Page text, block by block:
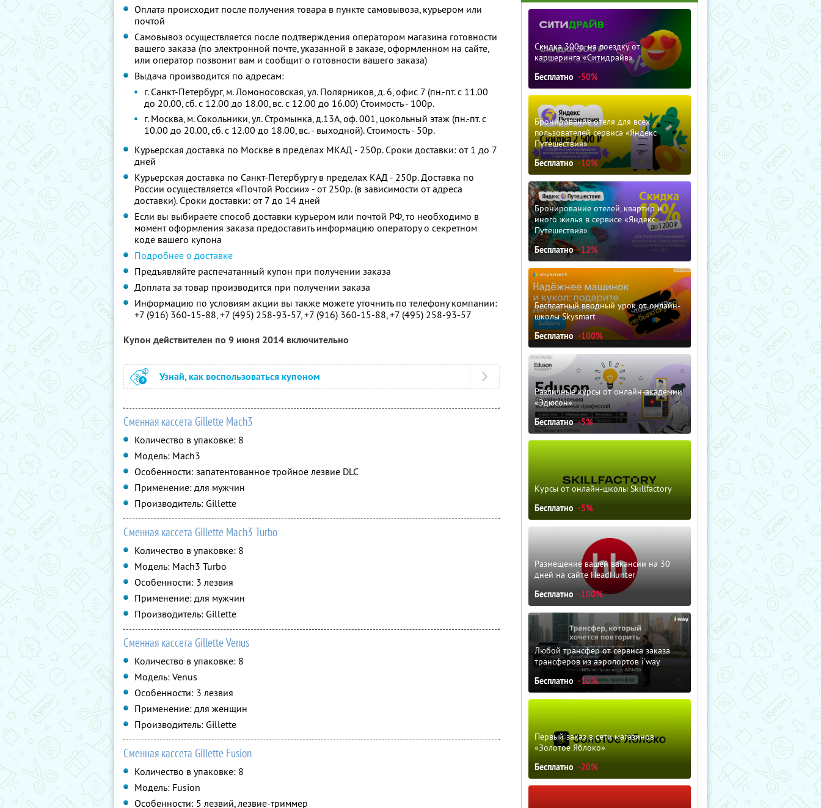
Оплата происходит после получения товара в пункте самовывоза, курьером или
почтой
Самовывоз осуществляется после подтверждения оператором магазина готовности
вашего заказа (по электронной почте, указанной в заказе, оформленном на сайте,
или оператор позвонит вам и сообщит о готовности вашего заказа)
Выдача производится по адресам:
г. Санкт-Петербург, м. Ломоносовская, ул. Полярников, д. 6, офис 7 (пн.-пт. с 11.00
до 20.00, сб. с 12.00 до 18.00, вс. с 12.00 до 16.00) Стоимость - 100р.
г. Москва, м. Сокольники, ул. Стромынка, д.13А, оф. 001, цокольный этаж (пн.-пт. с
10.00 до 20.00, сб. с 12.00 до 18.00, вс. - выходной). Стоимость - 50р.
Курьерская доставка по Москве в пределах МКАД - 250р. Сроки доставки: от 1 до 7
дней
Курьерская доставка по Санкт-Петербургу в пределах КАД - 250р. Доставка по
России осуществляется «Почтой России» - от 250р. (в зависимости от адреса
доставки). Сроки доставки: от 7 до 14 дней
Если вы выбираете способ доставки курьером или почтой РФ, то необходимо в
момент оформления заказа предоставить информацию оператору о секретном
коде вашего купона
Подробнее о доставке
Предъявляйте распечатанный купон при получении заказа
Доплата за товар производится при получении заказа
Информацию по условиям акции вы также можете уточнить по телефону компании:
+7 (916) 360-15-88,+7 (495) 258-93-57, +7 (916) 360-15-88, +7 (495) 258-93-57
Купон действителен по 9 июня 2014 включительно
Узнай, как воспользоваться купоном
Сменная кассета Gillette Mach3
Количество в упаковке: 8
Модель: Mach3
Особенности: запатентованное тройное лезвие DLC
Применение: для мужчин
Производитель: Gillette
Сменная кассета Gillette Mach3 Turbo
Количество в упаковке: 8
Модель: Mach3 Turbo
Особенности: 3 лезвия
Применение: для мужчин
Производитель: Gillette
Сменная кассета Gillette Venus
Количество в упаковке: 8
Модель: Venus
Особенности: 3 лезвия
Применение: для женщин
Производитель: Gillette
Сменная кассета Gillette Fusion
Количество в упаковке: 8
Модель: Fusion
Особенности: 5 лезвий, лезвие-триммер
Скидка 300р. на поездку от
каршеринга «Ситидрайв»
Бесплатно -50%
Бронирование отеля для всех
пользователей сервиса «Яндекс
Путешествия»
Бесплатно -10%
Бронирование отелей, квартир и
иного жилья в сервисе «Яндекс
Путешествия»
Бесплатно -12%
Бесплатный вводный урок от онлайн-
школы Skysmart
Бесплатно -100%
Различные курсы от онлайн-академии
«Эдюсон»
Бесплатно -5%
Курсы от онлайн-школы Skillfactory
Бесплатно -5%
Размещение вашей вакансии на 30
дней на сайте HeadHunter
Бесплатно -100%
Любой трансфер от сервиса заказа
трансферов из аэропортов i'way
Бесплатно -10%
Первый заказ в сети магазинов
«Золотое Яблоко»
Бесплатно -20%